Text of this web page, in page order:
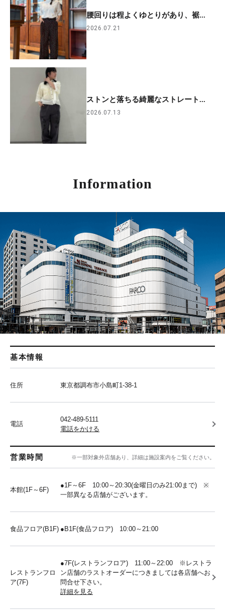
腰回りは程よくゆとりがあり、裾...
2026.07.21
ストンと落ちる綺麗なストレート...
2026.07.13
Information
基本情報
住所 東京都調布市小島町1-38-1
電話
042-489-5111
電話をかける
営業時間 ※一部対象外店舗あり、詳細は施設案内をご覧ください。
本館(1F～6F)
●1F～6F 10:00～20:30(金曜日のみ21:00まで) ※
一部異なる店舗がございます。
食品フロア(B1F) ●B1F(食品フロア) 10:00～21:00
レストランフロ
ア(7F)
●7F(レストランフロア) 11:00～22:00 ※レストラ
ン店舗のラストオーダーにつきましては各店舗へお
問合せ下さい。
詳細を見る